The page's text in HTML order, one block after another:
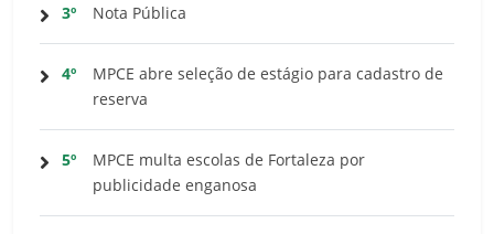
3º Nota Pública
4º
MPCE abre seleção de estágio para cadastro de
reserva
5º
MPCE multa escolas de Fortaleza por
publicidade enganosa